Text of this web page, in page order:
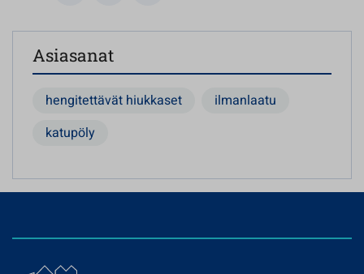
Asiasanat
hengitettävät hiukkaset
ilmanlaatu
katupöly